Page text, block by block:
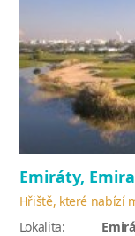
Emiráty,
Hřiště, které nabízí
Lokalita: